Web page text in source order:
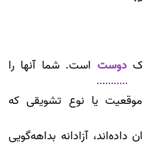
یکدوست است. شما آنها را
یا نوع تشویقی که
آزادانه بداهه‌گویی